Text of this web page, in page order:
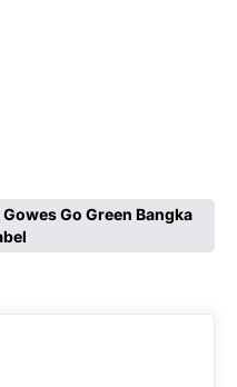
Go Green Bangka